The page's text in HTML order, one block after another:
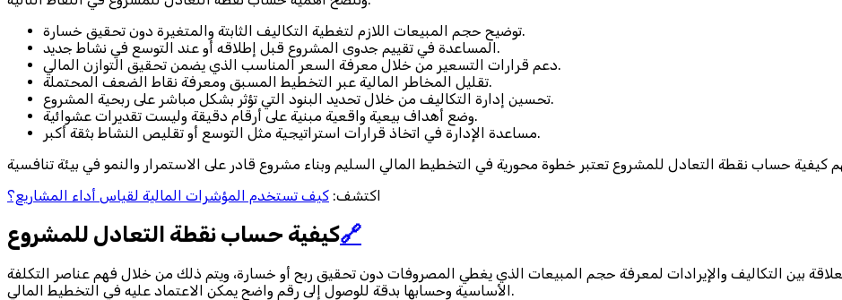
توضيح حجم المبيعات اللازم لتغطية التكاليف الثابتة والمتغيرة دون تحقيق خسارة.
المساعدة في تقييم جدوى المشروع قبل إطلاقه أو عند التوسع في نشاط جديد.
دعم قرارات التسعير من خلال معرفة السعر المناسب الذي يضمن تحقيق التوازن المالي.
تقليل المخاطر المالية عبر التخطيط المسبق ومعرفة نقاط الضعف المحتملة.
تحسين إدارة التكاليف من خلال تحديد البنود التي تؤثر بشكل مباشر على ربحية المشروع.
وضع أهداف بيعية واقعية مبنية على أرقام دقيقة وليست تقديرات عشوائية.
مساعدة الإدارة في اتخاذ قرارات استراتيجية مثل التوسع أو تقليص النشاط بثقة أكبر.
اكتشف: كيف تستخدم المؤشرات المالية لقياس أداء المشاريع؟
كيفية حساب نقطة التعادل للمشروع🔗
بين التكاليف والإيرادات لمعرفة حجم المبيعات الذي يغطي المصروفات دون تحقيق ربح أو خسارة، ويتم ذلك من خلال فهم عناصر التكلفة
الأساسية وحسابها بدقة للوصول إلى رقم واضح يمكن الاعتماد عليه في التخطيط المالي.